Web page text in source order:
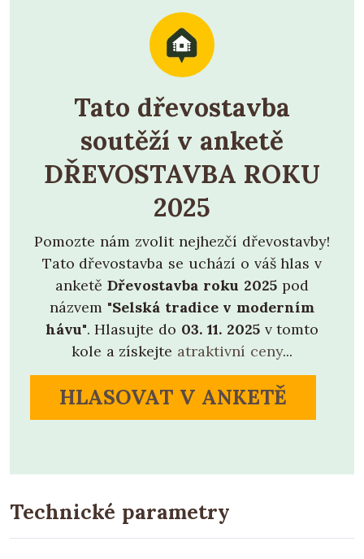
Tato dřevostavba
soutěží v anketě
DŘEVOSTAVBA ROKU
2025
Pomozte nám zvolit nejhezčí dřevostavby!
Tato dřevostavba se uchází o váš hlas v
anketěDřevostavba roku 2025pod
názvem "Selská tradice v moderním
hávu". Hlasujte do 03. 11. 2025v tomto
kole a získejte atraktivní ceny...
HLASOVAT V ANKETĚ
Technické parametry